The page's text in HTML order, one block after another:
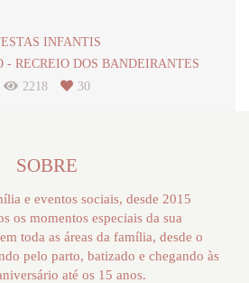
INFANTIS
- RECREIO DOS BANDEIRANTES
2218
30
SOBRE
e eventos sociais, desde 2015
os momentos especiais da sua
toda as áreas da família, desde o
pelo parto, batizado e chegando às
até os 15 anos.